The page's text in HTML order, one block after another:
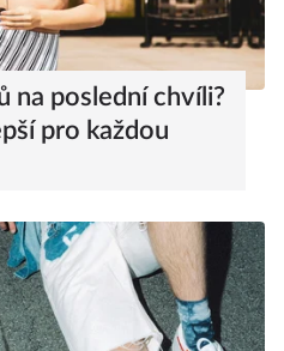
na poslední chvíli?
pro každou